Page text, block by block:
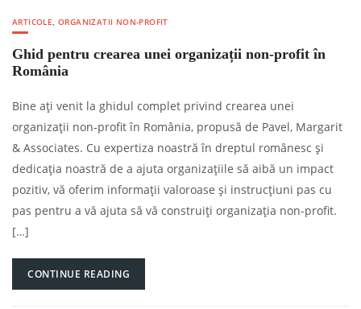
ARTICOLE,ORGANIZATII NON-PROFIT
Ghid pentru crearea unei organizații non-profit în
România
Bine ați venit la ghidul complet privind crearea unei
organizații non-profit în România, propusă de Pavel, Margarit
& Associates. Cu expertiza noastră în dreptul românesc și
dedicația noastră de a ajuta organizațiile să aibă un impact
pozitiv, vă oferim informații valoroase și instrucțiuni pas cu
pas pentru a vă ajuta să vă construiți organizația non-profit.
[…]
CONTINUE READING